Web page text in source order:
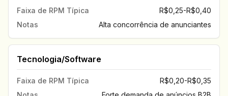
Faixa de RPM Típica
R$0,25-R$0,40
Notas
Alta concorrência de anunciantes
Tecnologia/Software
Faixa de RPM Típica
R$0,20-R$0,35